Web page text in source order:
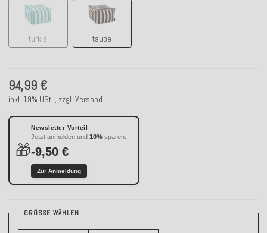
türkis
türkis
taupe
taupe
94,99 €
inkl. 19% USt. , zzgl. Versand
🎁
Newsletter Vorteil
Jetzt anmelden und 10% sparen:
-9,50 €
Zur Anmeldung
GRÖSSE WÄHLEN